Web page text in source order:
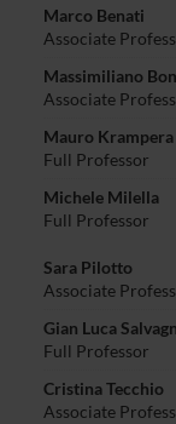
Marco Benati
Associate
Massimiliano
Associate
Mauro Krampera
Full Professor
Michele Milella
Full Professor
Sara Pilotto
Associate
Gian Luca
Full Professor
Cristina Tecchio
Associate